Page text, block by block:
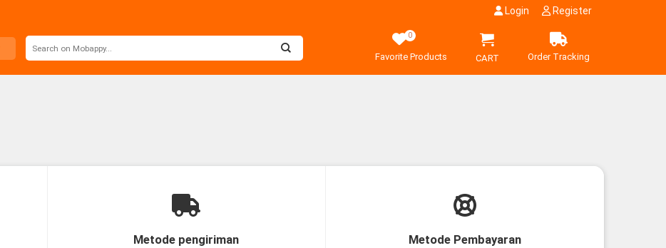
Login Register
0
Favorite Products CART Order Tracking
Metode pengiriman Metode Pembayaran